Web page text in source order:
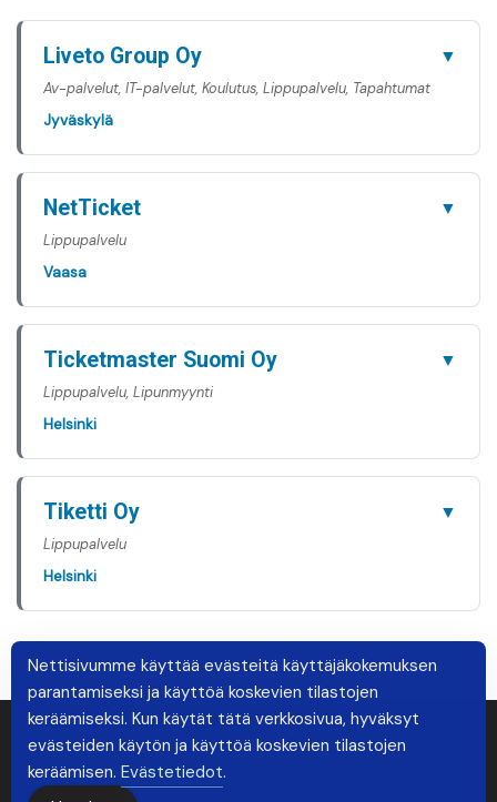
Liveto Group Oy ▼
Av-palvelut, IT-palvelut, Koulutus, Lippupalvelu, Tapahtumat
Jyväskylä
NetTicket ▼
Lippupalvelu
Vaasa
Ticketmaster Suomi Oy ▼
Lippupalvelu, Lipunmyynti
Helsinki
Tiketti Oy ▼
Lippupalvelu
Helsinki
Nettisivumme käyttää evästeitä käyttäjäkokemuksen
parantamiseksi ja käyttöä koskevien tilastojen
keräämiseksi. Kun käytät tätä verkkosivua, hyväksyt
evästeiden käytön ja käyttöä koskevien tilastojen
keräämisen. Evästetiedot.